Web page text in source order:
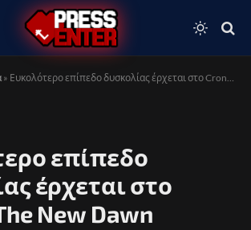
» Ευκολότερο επίπεδο δυσκολίας έρχεται στο Cronos: The New Dawn
επίπεδο
έρχεται στο
New Dawn